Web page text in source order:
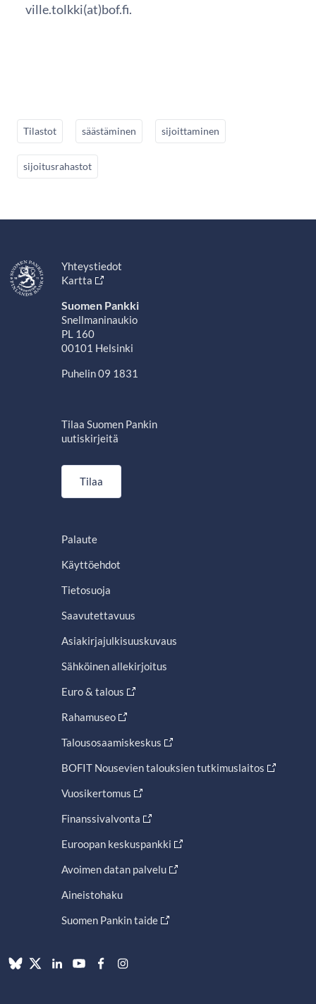
ville.tolkki(at)bof.fi.
Tilastot säästäminen sijoittaminen
sijoitusrahastot
Yhteystiedot
Kartta
Suomen Pankki
Snellmaninaukio
PL 160
00101 Helsinki
Puhelin 09 1831
Tilaa Suomen Pankin
uutiskirjeitä
Tilaa
Palaute
Käyttöehdot
Tietosuoja
Saavutettavuus
Asiakirjajulkisuuskuvaus
Sähköinen allekirjoitus
Euro & talous
Rahamuseo
Talousosaamiskeskus
BOFIT Nousevien talouksien tutkimuslaitos
Vuosikertomus
Finanssivalvonta
Euroopan keskuspankki
Avoimen datan palvelu
Aineistohaku
Suomen Pankin taide